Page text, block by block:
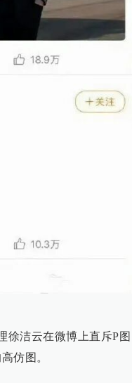
徐洁云在微博上直斥P图
仿图。